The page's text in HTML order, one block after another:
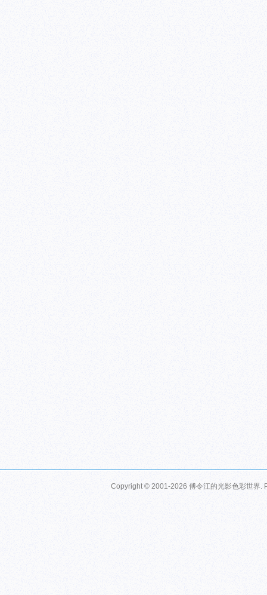
Copyright © 2001-2026 傅令江的光影色彩世界.